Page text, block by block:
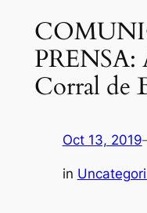
PRENSA:
Corral de
Oct 13, 2019
in